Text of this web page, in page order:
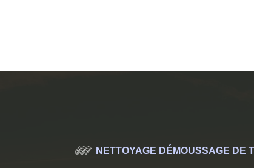
NETTOYAGE DÉMOUSSAGE DE